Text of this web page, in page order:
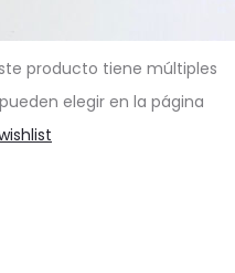
producto tiene múltiples
elegir en la página